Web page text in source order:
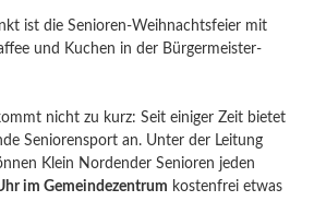
ist die Senioren-Weihnachtsfeier mit
und Kuchen in der Bürgermeister-
nicht zu kurz: Seit einiger Zeit bietet
Seniorensport an. Unter der Leitung
Klein Nordender Senioren jeden
im Gemeindezentrum kostenfrei etwas